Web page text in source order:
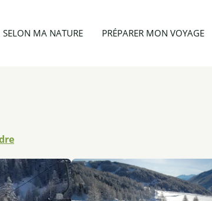
SELON MA NATURE PRÉPARER MON VOYAGE